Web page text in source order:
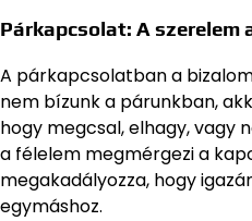
Párkapcsolat: A szerelem
A párkapcsolatban a
nem bízunk a párunkban,
hogy megcsal, elhagy, vagy
a félelem megmérgezi a
megakadályozza, hogy
egymáshoz.